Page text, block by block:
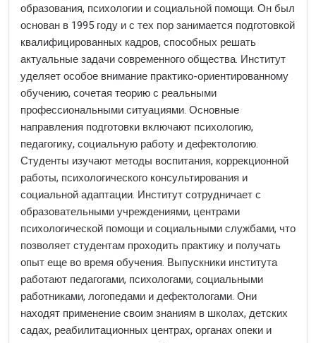
образования, психологии и социальной помощи. Он был
основан в 1995 году и с тех пор занимается подготовкой
квалифицированных кадров, способных решать
актуальные задачи современного общества. Институт
уделяет особое внимание практико-ориентированному
обучению, сочетая теорию с реальными
профессиональными ситуациями. Основные
направления подготовки включают психологию,
педагогику, социальную работу и дефектологию.
Студенты изучают методы воспитания, коррекционной
работы, психологического консультирования и
социальной адаптации. Институт сотрудничает с
образовательными учреждениями, центрами
психологической помощи и социальными службами, что
позволяет студентам проходить практику и получать
опыт еще во время обучения. Выпускники института
работают педагогами, психологами, социальными
работниками, логопедами и дефектологами. Они
находят применение своим знаниям в школах, детских
садах, реабилитационных центрах, органах опеки и